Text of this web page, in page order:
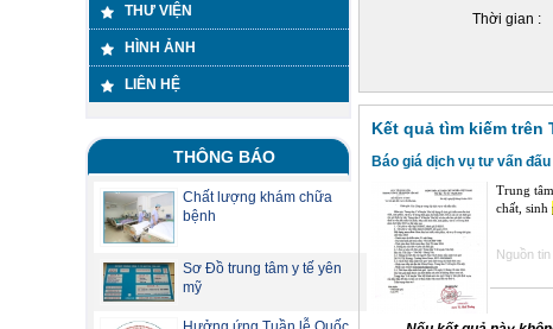
THƯ VIỆN
HÌNH ẢNH
LIÊN HỆ
THÔNG BÁO
Chất lượng khám chữa
bệnh
Sơ Đồ trung tâm y tế yên
mỹ
Thời gian :
Kết quả tìm kiếm trên
Báo giá dịch vụ tư vấn
Trung
chất, sinh
Nguồn tin